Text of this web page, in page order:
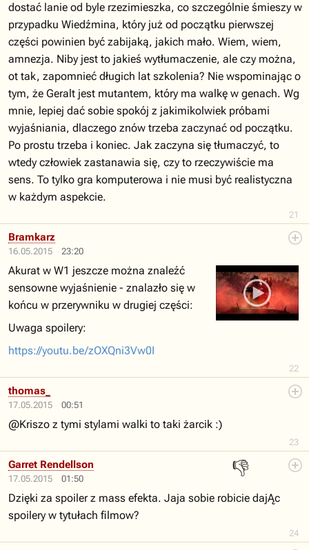
21
dostać lanie od byle rzezimieszka, co szczególnie śmieszy w
przypadku Wiedźmina, który już od początku pierwszej
części powinien być zabijaką, jakich mało. Wiem, wiem,
amnezja. Niby jest to jakieś wytłumaczenie, ale czy można,
ot tak, zapomnieć długich lat szkolenia? Nie wspominając o
tym, że Geralt jest mutantem, który ma walkę w genach. Wg
mnie, lepiej dać sobie spokój z jakimikolwiek próbami
wyjaśniania, dlaczego znów trzeba zaczynać od początku.
Po prostu trzeba i koniec. Jak zaczyna się tłumaczyć, to
wtedy człowiek zastanawia się, czy to rzeczywiście ma
sens. To tylko gra komputerowa i nie musi być realistyczna
w każdym aspekcie.
16.05.2015 23:20
22
Bramkarz
Akurat w W1 jeszcze można znaleźć
sensowne wyjaśnienie - znalazło się w
końcu w przerywniku w drugiej części:
Uwaga spoilery:
https://youtu.be/zOXQni3Vw0I
17.05.2015 00:51
23
thomas_
@Kriszo z tymi stylami walki to taki żarcik :)
17.05.2015 01:50
👎
24
Garret Rendellson
Dzięki za spoiler z mass efekta. Jaja sobie robicie dajĄc
spoilery w tytułach filmow?